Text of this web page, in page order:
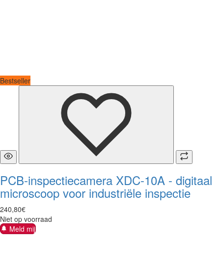
Bestseller
PCB-inspectiecamera XDC-10A - digitaal
microscoop voor industriële inspectie
240,80€
Niet op voorraad
Meld mij